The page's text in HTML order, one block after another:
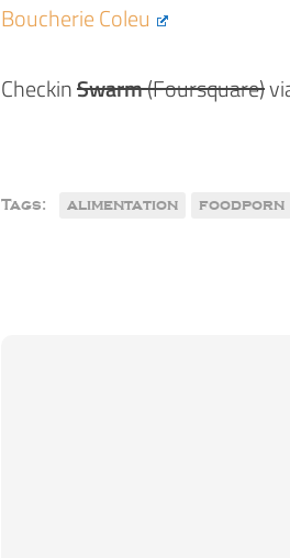
Boucherie Coleu
CheckinSwarm(Foursquare)
Tags: alimentation foodporn